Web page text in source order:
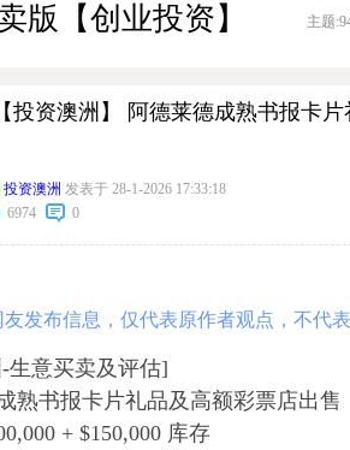
版【创业投资】 主题:
【投资澳洲】 阿德莱德成熟书报卡
投资澳洲 发表于 28-1-2026 17:33:18
6974
0
发布信息，仅代表原作者观点，不代表
生意买卖及评估]
熟书报卡片礼品及高额彩票店出售
+ $150,000 库存